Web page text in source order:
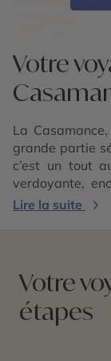
Votre
La
grande partie
c’est un tout
verdoyante,
sahéliens, ici
des paysages
baobabs,
papayers. À
rencontre des
Lire la suite
Votre
étapes